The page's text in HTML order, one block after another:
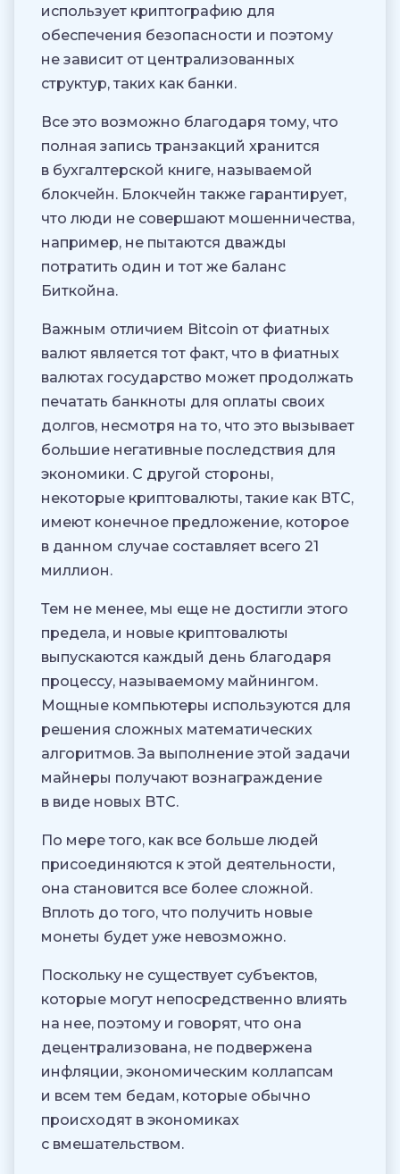
использует криптографию для
обеспечения безопасности и поэтому
не зависит от централизованных
структур, таких как банки.
Все это возможно благодаря тому, что
полная запись транзакций хранится
в бухгалтерской книге, называемой
блокчейн. Блокчейн также гарантирует,
что люди не совершают мошенничества,
например, не пытаются дважды
потратить один и тот же баланс
Биткойна.
Важным отличием Bitcoin от фиатных
валют является тот факт, что в фиатных
валютах государство может продолжать
печатать банкноты для оплаты своих
долгов, несмотря на то, что это вызывает
большие негативные последствия для
экономики. С другой стороны,
некоторые криптовалюты, такие как ВТС,
имеют конечное предложение, которое
в данном случае составляет всего 21
миллион.
Тем не менее, мы еще не достигли этого
предела, и новые криптовалюты
выпускаются каждый день благодаря
процессу, называемому майнингом.
Мощные компьютеры используются для
решения сложных математических
алгоритмов. За выполнение этой задачи
майнеры получают вознаграждение
в виде новых BTC.
По мере того, как все больше людей
присоединяются к этой деятельности,
она становится все более сложной.
Вплоть до того, что получить новые
монеты будет уже невозможно.
Поскольку не существует субъектов,
которые могут непосредственно влиять
на нее, поэтому и говорят, что она
децентрализована, не подвержена
инфляции, экономическим коллапсам
и всем тем бедам, которые обычно
происходят в экономиках
с вмешательством.